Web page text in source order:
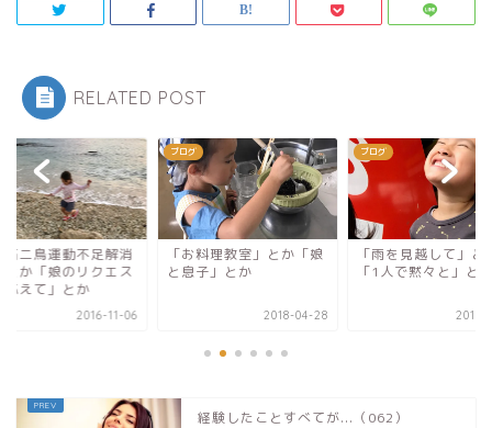
RELATED POST
石二鳥運動不足解消
とか「娘のリクエス
応えて」とか
2016-11-06
ブログ
「お料理教室」とか「娘
と息子」とか
2018-04-28
ブログ
「雨を見越して」と
「1人で黙々と」と
2018-
経験したことすべてが...（062）